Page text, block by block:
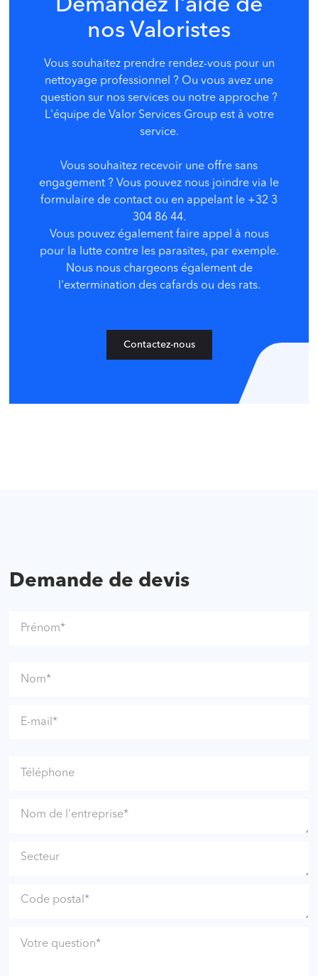
Demandez l'aide de
nos Valoristes
Vous souhaitez prendre rendez-vous pour un
nettoyage professionnel ? Ou vous avez une
question sur nos services ou notre approche ?
L'équipe de Valor Services Group est à votre
service.
Vous souhaitez recevoir une offre sans
engagement ? Vous pouvez nous joindre via le
formulaire de contact ou en appelant le +32 3
304 86 44.
Vous pouvez également faire appel à nous
pour la lutte contre les parasites, par exemple.
Nous nous chargeons également de
l'extermination des cafards ou des rats.
Contactez-nous
Demande de devis